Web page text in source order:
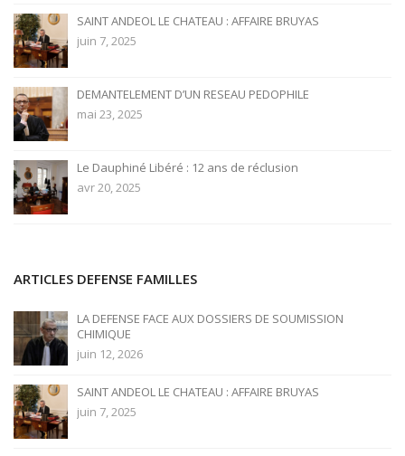
SAINT ANDEOL LE CHATEAU : AFFAIRE BRUYAS
juin 7, 2025
DEMANTELEMENT D’UN RESEAU PEDOPHILE
mai 23, 2025
Le Dauphiné Libéré : 12 ans de réclusion
avr 20, 2025
ARTICLES DEFENSE FAMILLES
LA DEFENSE FACE AUX DOSSIERS DE SOUMISSION
CHIMIQUE
juin 12, 2026
SAINT ANDEOL LE CHATEAU : AFFAIRE BRUYAS
juin 7, 2025